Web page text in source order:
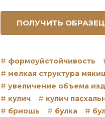
ПОЛУЧИТЬ ОБРАЗЕЦ
формоуйстойчивость
мелкая структура
увеличение объема
кулич
кулич
бриошь
булка